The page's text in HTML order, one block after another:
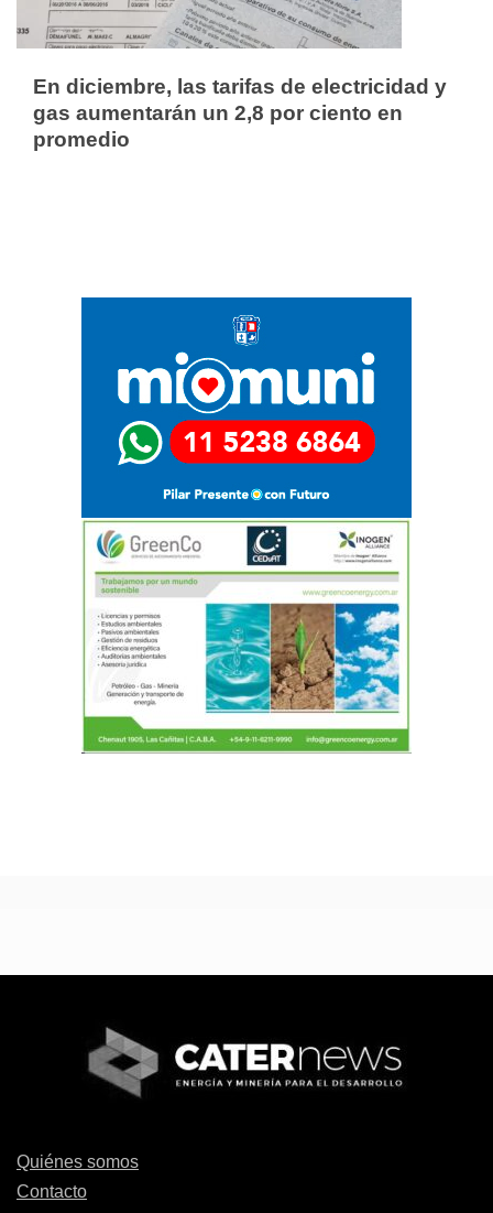
En diciembre, las tarifas de electricidad y
gas aumentarán un 2,8 por ciento en
promedio
Quiénes somos
Contacto